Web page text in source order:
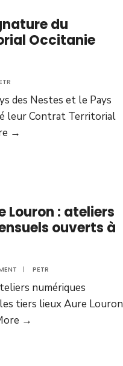
du
Occitanie
des Nestes et le Pays
leur Contrat Territorial
→
Louron : ateliers
ouverts à
| PETR
numériques
tiers lieux Aure Louron
→